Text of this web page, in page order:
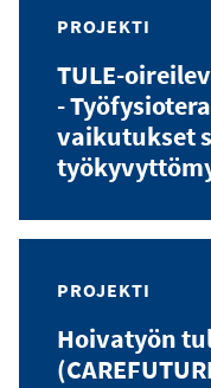
PROJEKTI
TULE-
-
vaikutukset
PROJEKTI
Hoivatyön